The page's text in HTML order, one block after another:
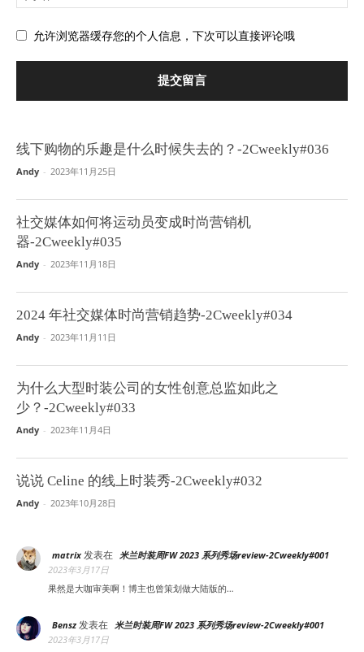
允许浏览器缓存您的个人信息，下次可以直接评论哦
线下购物的乐趣是什么时候失去的？-2Cweekly#036
Andy - 2023年11月25日
社交媒体如何将运动员变成时尚营销机
器-2Cweekly#035
Andy - 2023年11月18日
2024 年社交媒体时尚营销趋势-2Cweekly#034
Andy - 2023年11月11日
为什么大型时装公司的女性创意总监如此之
少？-2Cweekly#033
Andy - 2023年11月4日
说说 Celine 的线上时装秀-2Cweekly#032
Andy - 2023年10月28日
matrix 发表在 米兰时装周FW 2023 系列秀场review-2Cweekly#001
2023年3月17日
果然是大咖审美啊！博主也曾策划做大陆版的…
Bensz 发表在 米兰时装周FW 2023 系列秀场review-2Cweekly#001
2023年3月17日